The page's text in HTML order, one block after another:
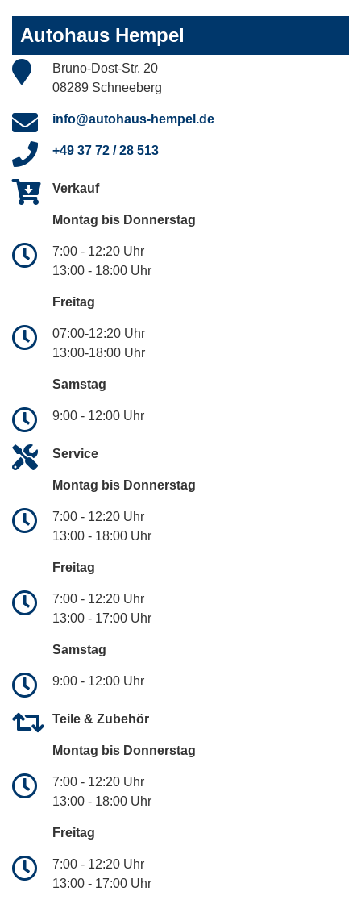
Autohaus Hempel
Bruno-Dost-Str. 20
08289 Schneeberg
info@autohaus-hempel.de
+49 37 72 / 28 513
Verkauf
Montag bis Donnerstag
7:00 - 12:20 Uhr
13:00 - 18:00 Uhr
Freitag
07:00-12:20 Uhr
13:00-18:00 Uhr
Samstag
9:00 - 12:00 Uhr
Service
Montag bis Donnerstag
7:00 - 12:20 Uhr
13:00 - 18:00 Uhr
Freitag
7:00 - 12:20 Uhr
13:00 - 17:00 Uhr
Samstag
9:00 - 12:00 Uhr
Teile & Zubehör
Montag bis Donnerstag
7:00 - 12:20 Uhr
13:00 - 18:00 Uhr
Freitag
7:00 - 12:20 Uhr
13:00 - 17:00 Uhr